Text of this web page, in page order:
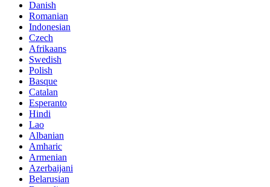
Danish
Romanian
Indonesian
Czech
Afrikaans
Swedish
Polish
Basque
Catalan
Esperanto
Hindi
Lao
Albanian
Amharic
Armenian
Azerbaijani
Belarusian